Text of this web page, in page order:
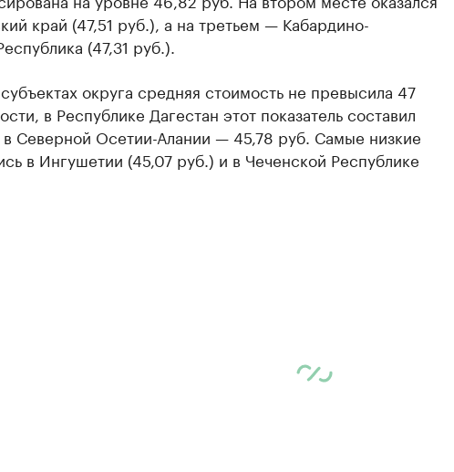
край (47,51 руб.), а на третьем — Кабардино-
(47,31 руб.).
округа средняя стоимость не превысила 47
в Республике Дагестан этот показатель составил
Северной Осетии-Алании — 45,78 руб. Самые низкие
в Ингушетии (45,07 руб.) и в Чеченской Республике